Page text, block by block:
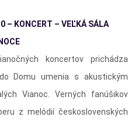
– KONCERT – VEĽKÁ SÁLA
koncertov prichádza
Domu umenia s akustickým
Vianoc. Verných fanúšikov
z melódií československých